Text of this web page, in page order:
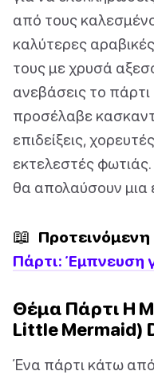
από τους
καλύτερες
τους με χρυσά
ανεβάσεις το
προσέλαβε
επιδείξεις,
εκτελεστές
θα απολαύσουν μια
📖
Πάρτι: Έμπνευση
Θέμα Πάρτι Η
Little Mermaid)
Ένα πάρτι κάτω